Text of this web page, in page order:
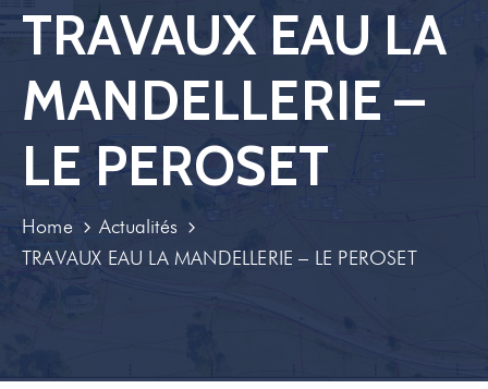
TRAVAUX EAU LA
MANDELLERIE –
LE PEROSET
Home
Actualités
TRAVAUX EAU LA MANDELLERIE – LE PEROSET